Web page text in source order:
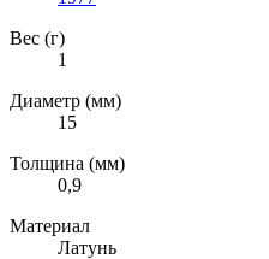
Вес (г)
1
Диаметр (мм)
15
Толщина (мм)
0,9
Материал
Латунь